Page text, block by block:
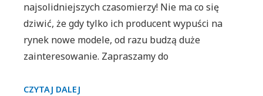
najsolidniejszych czasomierzy! Nie ma co się
dziwić, że gdy tylko ich producent wypuści na
rynek nowe modele, od razu budzą duże
zainteresowanie. Zapraszamy do
CZYTAJ DALEJ